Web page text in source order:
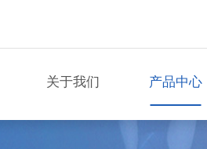
关于我们 产品中心